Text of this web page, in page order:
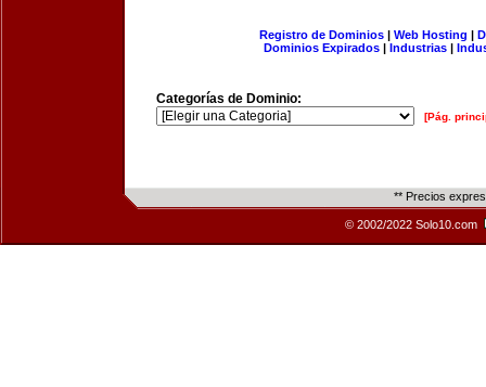
Registro de Dominios| Web Hosting |
Dominios Expirados | Industrias |
Categorías de Dominio:
[Pág.
** Precios
© 2002/2022 Solo10.com